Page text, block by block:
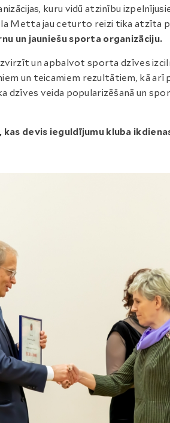
kuru vidū atzinību
Metta jau ceturto reizi tika atzīta
un jauniešu sporta organizāciju.
un apbalvot sporta dzīves
un teicamiem rezultātiem, kā arī
dzīves veida popularizēšanā un
kas devis ieguldījumu kluba